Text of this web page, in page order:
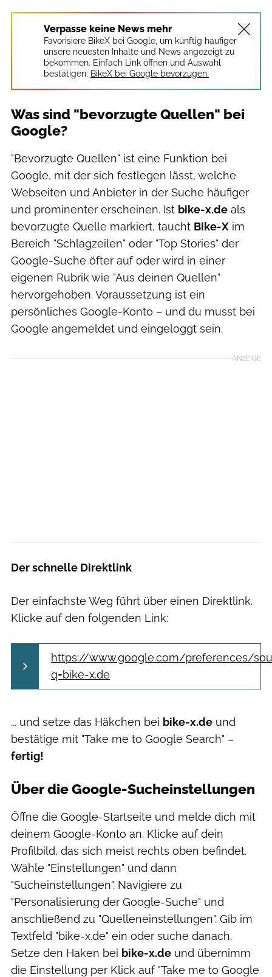
Verpasse keine News mehr
Favorisiere BikeX bei Google, um künftig häufiger
unsere neuesten Inhalte und News angezeigt zu
bekommen. Einfach Link öffnen und Auswahl
bestätigen: BikeX bei Google bevorzugen.
Was sind "bevorzugte Quellen" bei
Google?
"Bevorzugte Quellen" ist eine Funktion bei
Google, mit der sich festlegen lässt, welche
Webseiten und Anbieter in der Suche häufiger
und prominenter erscheinen. Ist bike-x.de als
bevorzugte Quelle markiert, taucht Bike-X im
Bereich "Schlagzeilen" oder "Top Stories" der
Google-Suche öfter auf oder wird in einer
eigenen Rubrik wie "Aus deinen Quellen"
hervorgehoben. Voraussetzung ist ein
persönliches Google-Konto – und du musst bei
Google angemeldet und eingeloggt sein.
ANZEIGE
Der schnelle Direktlink
Der einfachste Weg führt über einen Direktlink.
Klicke auf den folgenden Link:
https://www.google.com/preferences/
q=bike-x.de
... und setze das Häkchen bei bike-x.de und
bestätige mit "Take me to Google Search" –
fertig!
Über die Google-Sucheinstellungen
Öffne die Google-Startseite und melde dich mit
deinem Google-Konto an. Klicke auf dein
Profilbild, das sich meist rechts oben befindet.
Wähle "Einstellungen" und dann
"Sucheinstellungen". Navigiere zu
"Personalisierung der Google-Suche" und
anschließend zu "Quelleneinstellungen". Gib im
Textfeld "bike-x.de" ein oder suche danach.
Setze den Haken bei bike-x.de und übernimm
die Einstellung per Klick auf "Take me to Google